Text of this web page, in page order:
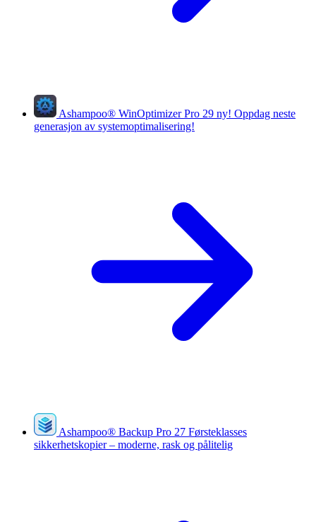
Ashampoo® WinOptimizer Pro 29 ny! Oppdag neste
generasjon av systemoptimalisering!
Ashampoo® Backup Pro 27 Førsteklasses
sikkerhetskopier – moderne, rask og pålitelig